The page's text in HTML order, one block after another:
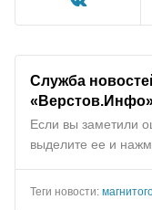
Служба
Если вы заметили
выделите ее и
Теги новости: